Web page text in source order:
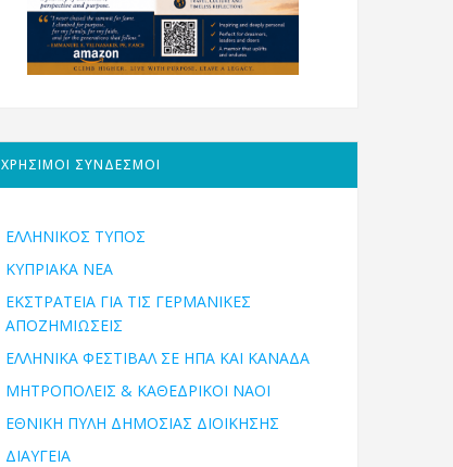
ΧΡΗΣΙΜΟΙ ΣΥΝΔΕΣΜΟΙ
ΕΛΛΗΝΙΚΟΣ ΤΥΠΟΣ
ΚΥΠΡΙΑΚΑ ΝΕΑ
ΕΚΣΤΡΑΤΕΙΑ ΓΙΑ ΤΙΣ ΓΕΡΜΑΝΙΚΕΣ
ΑΠΟΖΗΜΙΩΣΕΙΣ
ΕΛΛΗΝΙΚΆ ΦΕΣΤΙΒΆΛ ΣΕ ΗΠΑ ΚΑΙ ΚΑΝΑΔΑ
ΜΗΤΡΟΠΌΛΕΙΣ & ΚΑΘΕΔΡΙΚΟΊ ΝΑΟΊ
ΕΘΝΙΚΉ ΠΎΛΗ ΔΗΜΌΣΙΑΣ ΔΙΟΊΚΗΣΗΣ
ΔΙΑΥΓΕΙΑ